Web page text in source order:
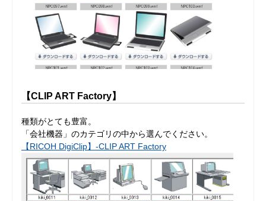
【CLIP ART Factory】
種類がとても豊富。
「会社機器」のカテゴリの中から選んでください。
【RICOH DigiClip】-CLIP ART Factory